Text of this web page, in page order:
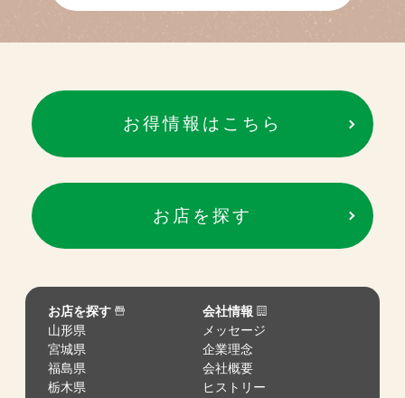
お得情報はこちら
お店を探す
お店を探す
山形県
宮城県
福島県
栃木県
会社情報
メッセージ
企業理念
会社概要
ヒストリー